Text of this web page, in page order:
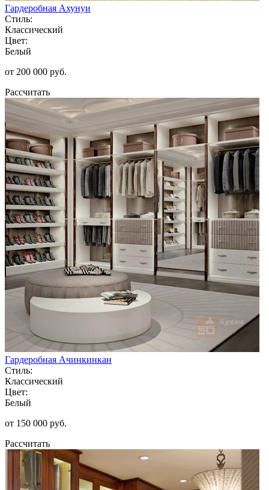
Гардеробная Ахунуи
Стиль:
Классический
Цвет:
Белый
от 200 000 руб.
Рассчитать
Гардеробная Ачинкинкан
Стиль:
Классический
Цвет:
Белый
от 150 000 руб.
Рассчитать